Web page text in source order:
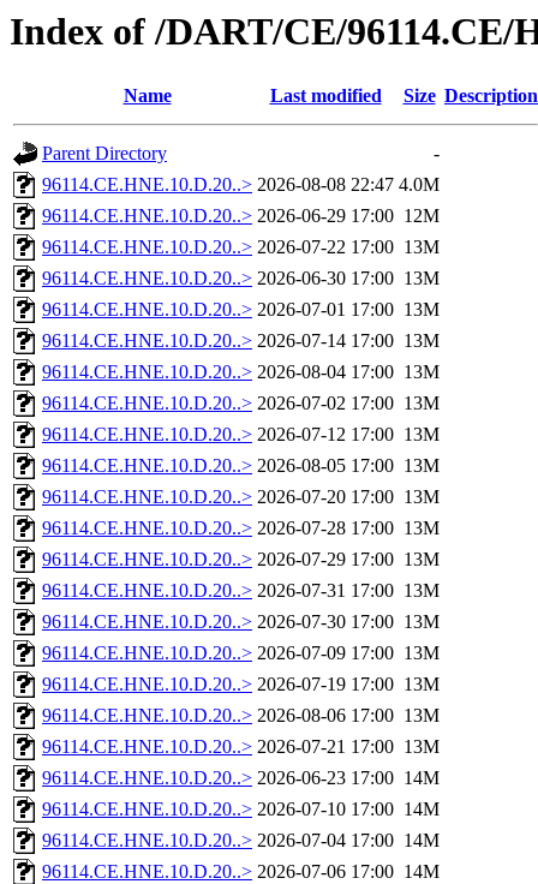
Index of /DART/CE/96114.CE/
Name Last modified Size Description
Parent Directory
-
96114.CE.HNE.10.D.20..> 2026-08-08 22:47 4.0M
96114.CE.HNE.10.D.20..> 2026-06-29 17:00 12M
96114.CE.HNE.10.D.20..> 2026-07-22 17:00 13M
96114.CE.HNE.10.D.20..> 2026-06-30 17:00 13M
96114.CE.HNE.10.D.20..> 2026-07-01 17:00 13M
96114.CE.HNE.10.D.20..> 2026-07-14 17:00 13M
96114.CE.HNE.10.D.20..> 2026-08-04 17:00 13M
96114.CE.HNE.10.D.20..> 2026-07-02 17:00 13M
96114.CE.HNE.10.D.20..> 2026-07-12 17:00 13M
96114.CE.HNE.10.D.20..> 2026-08-05 17:00 13M
96114.CE.HNE.10.D.20..> 2026-07-20 17:00 13M
96114.CE.HNE.10.D.20..> 2026-07-28 17:00 13M
96114.CE.HNE.10.D.20..> 2026-07-29 17:00 13M
96114.CE.HNE.10.D.20..> 2026-07-31 17:00 13M
96114.CE.HNE.10.D.20..> 2026-07-30 17:00 13M
96114.CE.HNE.10.D.20..> 2026-07-09 17:00 13M
96114.CE.HNE.10.D.20..> 2026-07-19 17:00 13M
96114.CE.HNE.10.D.20..> 2026-08-06 17:00 13M
96114.CE.HNE.10.D.20..> 2026-07-21 17:00 13M
96114.CE.HNE.10.D.20..> 2026-06-23 17:00 14M
96114.CE.HNE.10.D.20..> 2026-07-10 17:00 14M
96114.CE.HNE.10.D.20..> 2026-07-04 17:00 14M
96114.CE.HNE.10.D.20..> 2026-07-06 17:00 14M